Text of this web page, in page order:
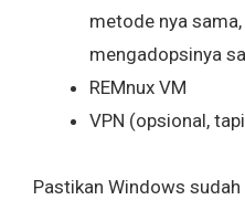
metode nya
mengadopsinya
REMnux VM
VPN (opsional,
Pastikan Windows